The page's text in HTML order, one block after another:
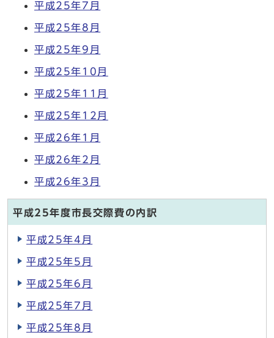
平成25年7月
平成25年8月
平成25年9月
平成25年10月
平成25年11月
平成25年12月
平成26年1月
平成26年2月
平成26年3月
平成25年度市長交際費の内訳
平成25年4月
平成25年5月
平成25年6月
平成25年7月
平成25年8月